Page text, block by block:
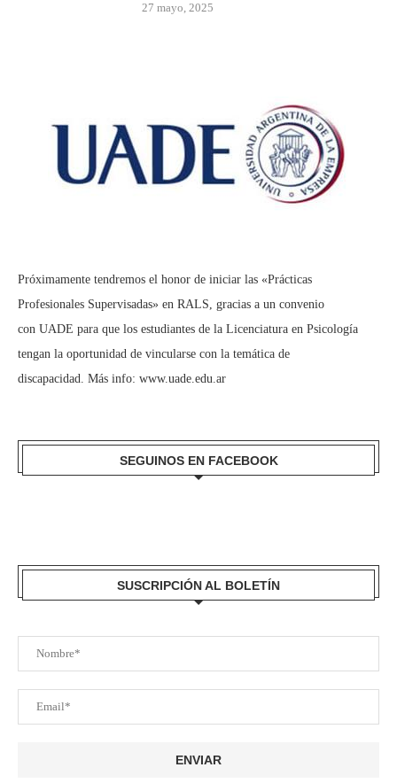
27 mayo, 2025
Próximamente tendremos el honor de iniciar las «Prácticas
Profesionales Supervisadas» en RALS, gracias a un convenio
con UADE para que los estudiantes de la Licenciatura en Psicología
tengan la oportunidad de vincularse con la temática de
discapacidad. Más info: www.uade.edu.ar
SEGUINOS EN FACEBOOK
SUSCRIPCIÓN AL BOLETÍN